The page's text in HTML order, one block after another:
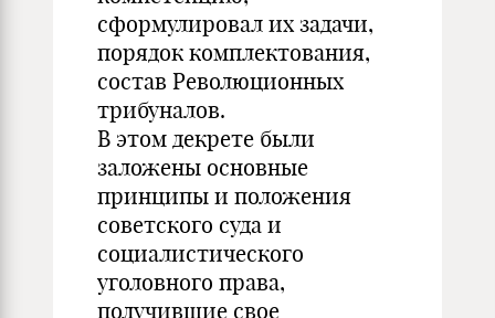
сформулировал их задачи,
порядок комплектования,
состав Революционных
трибуналов.
В этом декрете были
заложены основные
принципы и положения
советского суда и
социалистического
уголовного права,
получившие свое